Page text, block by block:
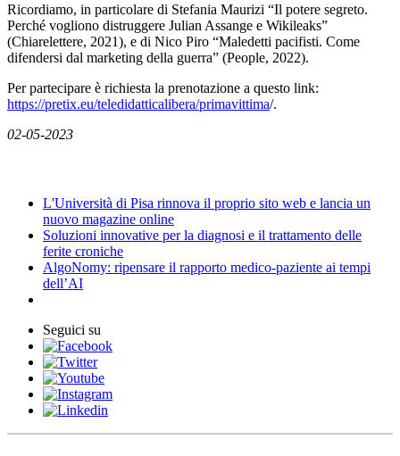
Ricordiamo, in particolare di Stefania Maurizi “Il potere segreto.
Perché vogliono distruggere Julian Assange e Wikileaks”
(Chiarelettere, 2021), e di Nico Piro “Maledetti pacifisti. Come
difendersi dal marketing della guerra” (People, 2022).
Per partecipare è richiesta la prenotazione a questo link:
https://pretix.eu/teledidatticalibera/primavittima/.
02-05-2023
L'Università di Pisa rinnova il proprio sito web e lancia un
nuovo magazine online
Soluzioni innovative per la diagnosi e il trattamento delle
ferite croniche
AlgoNomy: ripensare il rapporto medico-paziente ai tempi
dell’AI
Seguici su